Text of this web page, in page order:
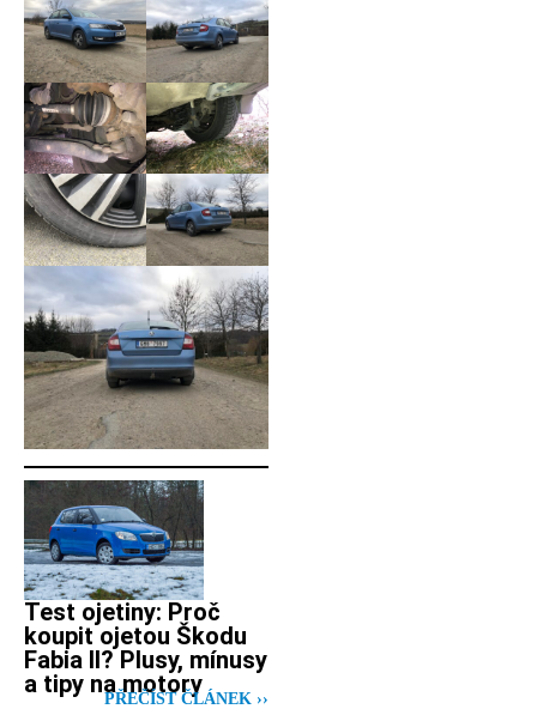
Test ojetiny: Proč
koupit ojetou Škodu
Fabia II? Plusy, mínusy
a tipy na motory
PŘEČÍST ČLÁNEK ››